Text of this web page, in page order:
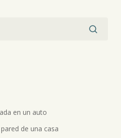
en un auto
de una casa